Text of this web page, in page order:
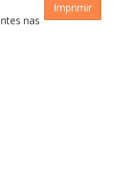
Imprimir
nas